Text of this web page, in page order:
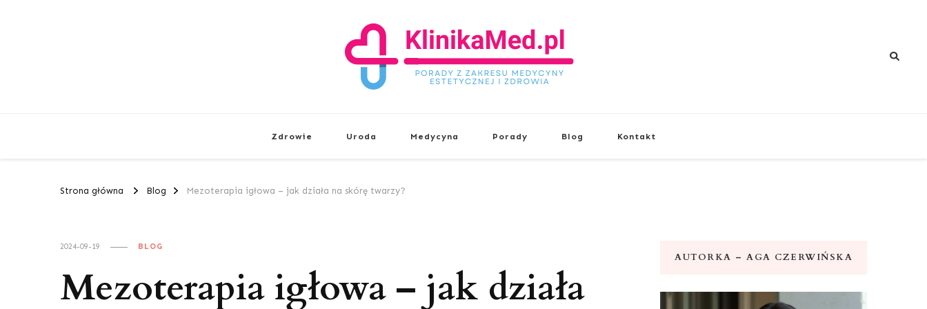
Zdrowie Uroda Medycyna Porady Blog Kontakt
Strona główna Blog Mezoterapia igłowa – jak działa na skórę twarzy?
2024-09-19 BLOG
Mezoterapia igłowa – jak działa
AUTORKA – AGA CZERWIŃSKA